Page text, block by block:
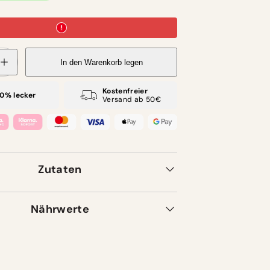
für
In den Warenkorb legen
lecker
Kostenfreier
Versand ab 50€
Zutaten
Nährwerte